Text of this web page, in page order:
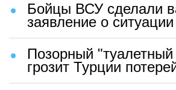
Бойцы ВСУ сделали
заявление о
Позорный
грозит Турции